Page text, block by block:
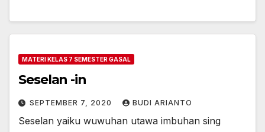
MATERI KELAS 7 SEMESTER GASAL
Seselan -in
SEPTEMBER 7, 2020 BUDI ARIANTO
Seselan yaiku wuwuhan utawa imbuhan sing